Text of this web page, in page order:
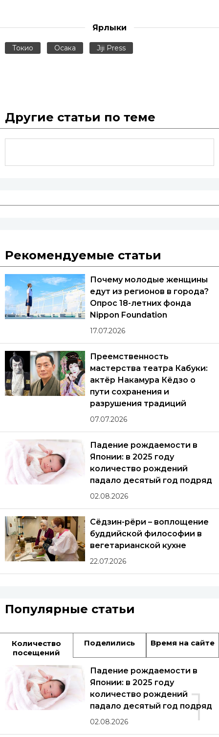
Ярлыки
Токио Осака Jiji Press
Другие статьи по теме
Рекомендуемые статьи
Почему молодые женщины
едут из регионов в города?
Опрос 18-летних фонда
Nippon Foundation
17.07.2026
Преемственность
мастерства театра Кабуки:
актёр Накамура Кёдзо о
пути сохранения и
разрушения традиций
07.07.2026
Падение рождаемости в
Японии: в 2025 году
количество рождений
падало десятый год подряд
02.08.2026
Сёдзин-рёри – воплощение
буддийской философии в
вегетарианской кухне
22.07.2026
Популярные статьи
Количество
посещений
Поделились Время на сайте
1
Падение рождаемости в
Японии: в 2025 году
количество рождений
падало десятый год подряд
02.08.2026